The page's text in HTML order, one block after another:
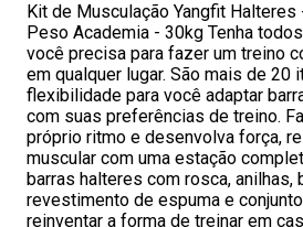
Kit de Musculação Yangfit Halteres
Peso Academia - 30kg Tenha
você precisa para fazer um treino
em qualquer lugar. São mais de 20
flexibilidade para você adaptar
com suas preferências de treino.
próprio ritmo e desenvolva força,
muscular com uma estação
barras halteres com rosca, anilhas,
revestimento de espuma e
reinventar a forma de treinar em